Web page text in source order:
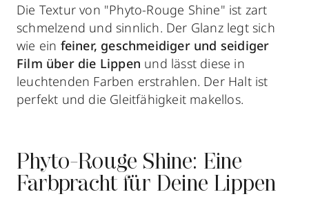
Die Textur von "Phyto-Rouge Shine" ist zart
schmelzend und sinnlich. Der Glanz legt sich
wie ein feiner, geschmeidiger und seidiger
Film über die Lippen und lässt diese in
leuchtenden Farben erstrahlen. Der Halt ist
perfekt und die Gleitfähigkeit makellos.
Phyto-Rouge Shine: Eine
Farbpracht für Deine Lippen